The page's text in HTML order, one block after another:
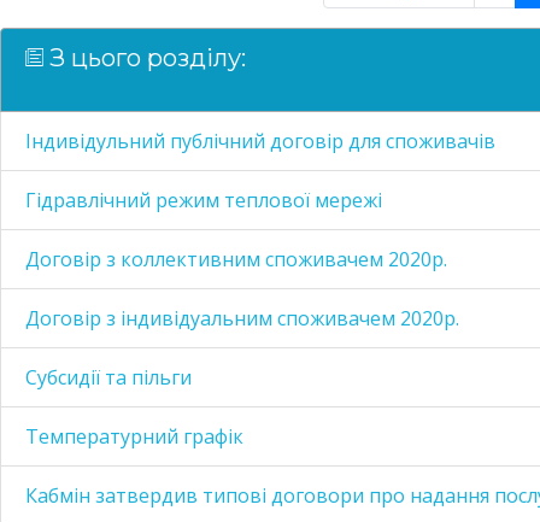
З цього розділу:
Індивідульний публічний договір для споживачів
Гідравлічний режим теплової мережі
Договір з коллективним споживачем 2020р.
Договір з індивідуальним споживачем 2020р.
Субсидії та пільги
Температурний графік
Кабмін затвердив типові договори про надання